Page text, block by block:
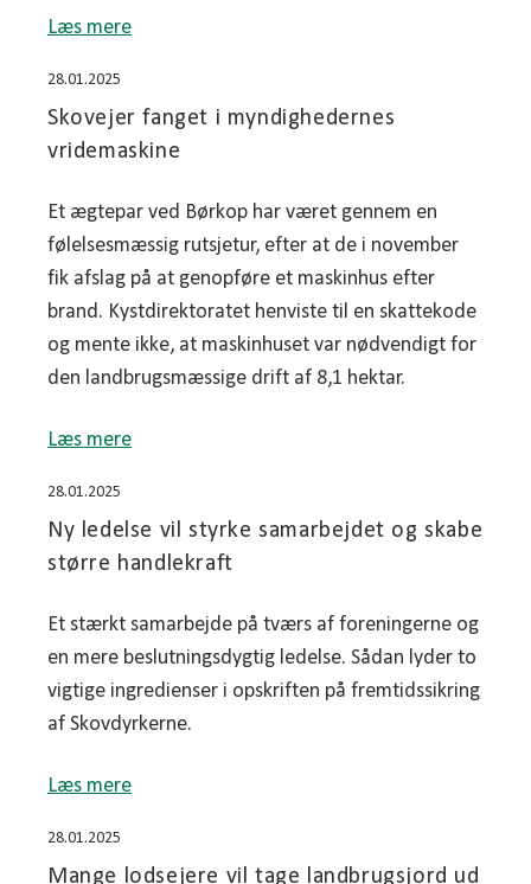
Læs mere
28.01.2025
Skovejer fanget i myndighedernes
vridemaskine
Et ægtepar ved Børkop har været gennem en
følelsesmæssig rutsjetur, efter at de i november
fik afslag på at genopføre et maskinhus efter
brand. Kystdirektoratet henviste til en skattekode
og mente ikke, at maskinhuset var nødvendigt for
den landbrugsmæssige drift af 8,1 hektar.
Læs mere
28.01.2025
Ny ledelse vil styrke samarbejdet og skabe
større handlekraft
Et stærkt samarbejde på tværs af foreningerne og
en mere beslutningsdygtig ledelse. Sådan lyder to
vigtige ingredienser i opskriften på fremtidssikring
af Skovdyrkerne.
Læs mere
28.01.2025
Mange lodsejere vil tage landbrugsjord ud